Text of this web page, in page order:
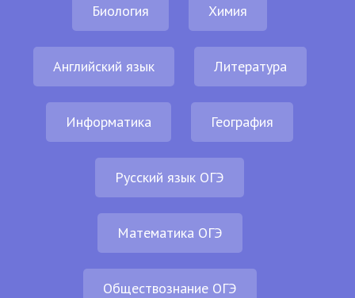
Биология Химия
Английский язык Литература
Информатика География
Русский язык ОГЭ
Математика ОГЭ
Обществознание ОГЭ